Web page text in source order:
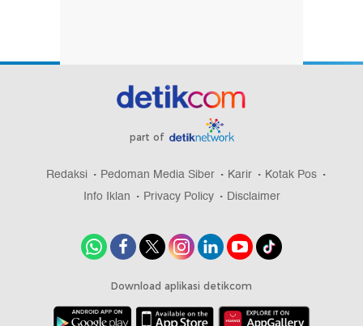
part of
Redaksi Pedoman Media Siber Karir
Kotak Pos
Info Iklan
Privacy Policy Disclaimer
Download aplikasi detikcom